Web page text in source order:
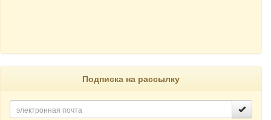
Подписка на рассылку